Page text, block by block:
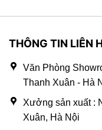
THÔNG TIN LIÊN
Văn Phòng
Thanh Xuân - Hà
Xưởng sản xuất :
Xuân, Hà Nội